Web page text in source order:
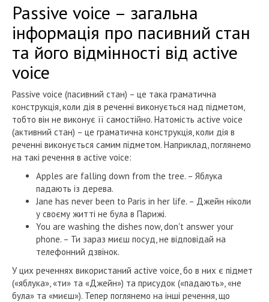
Passive voice – загальна
інформація про пасивний стан
та його відмінності від active
voice
Passive voice (пасивний стан) – це така граматична
конструкція, коли дія в реченні виконується над підметом,
тобто він не виконує її самостійно. Натомість active voice
(активний стан) – це граматична конструкція, коли дія в
реченні виконується самим підметом. Наприклад, поглянемо
на такі речення в active voice:
Apples are falling down from the tree. – Яблука
падають із дерева.
Jane has never been to Paris in her life. – Джейн ніколи
у своєму житті не була в Парижі.
You are washing the dishes now, don't answer your
phone. – Ти зараз миєш посуд, не відповідай на
телефонний дзвінок.
У цих реченнях використаний active voice, бо в них є підмет
(«яблука», «ти» та «Джейн») та присудок («падають», «не
була» та «миєш»). Тепер поглянемо на інші речення, що